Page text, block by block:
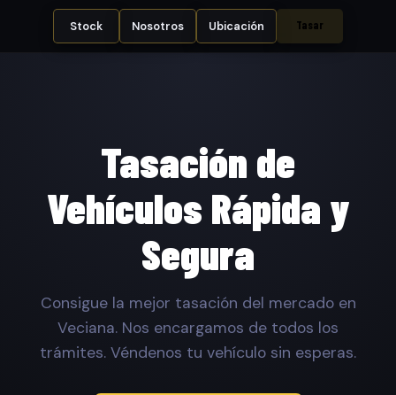
Stock Nosotros Ubicación Tasar
Tasación de
Vehículos Rápida y
Segura
Consigue la mejor tasación del mercado en
Veciana. Nos encargamos de todos los
trámites. Véndenos tu vehículo sin esperas.